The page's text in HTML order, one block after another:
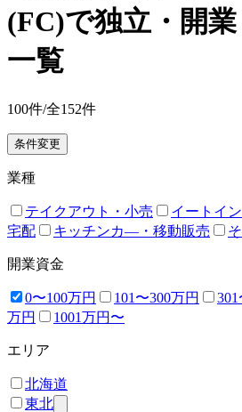
(FC)で独立・開
一覧
100件/全152件
条件変更
業種
テイクアウト・小売 イートイ
宅配
キッチンカ―・移動販売
開業資金
0〜100万円 101〜300万円 301
万円
1001万円〜
エリア
北海道
東北